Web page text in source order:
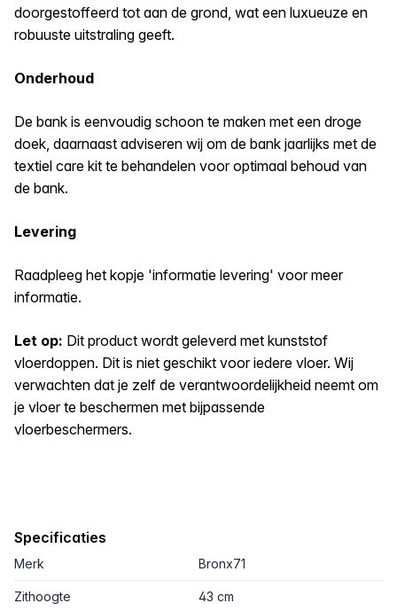
doorgestoffeerd tot aan de grond, wat een luxueuze en
robuuste uitstraling geeft.
Onderhoud
De bank is eenvoudig schoon te maken met een droge
doek, daarnaast adviseren wij om de bank jaarlijks met de
textiel care kit te behandelen voor optimaal behoud van
de bank.
Levering
Raadpleeg het kopje 'informatie levering' voor meer
informatie.
Let op: Dit product wordt geleverd met kunststof
vloerdoppen. Dit is niet geschikt voor iedere vloer. Wij
verwachten dat je zelf de verantwoordelijkheid neemt om
je vloer te beschermen met bijpassende
vloerbeschermers.
Specificaties
Merk Bronx71
Zithoogte 43 cm